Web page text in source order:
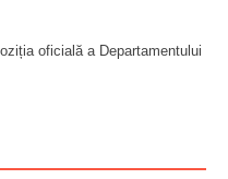
oficială a Departamentului